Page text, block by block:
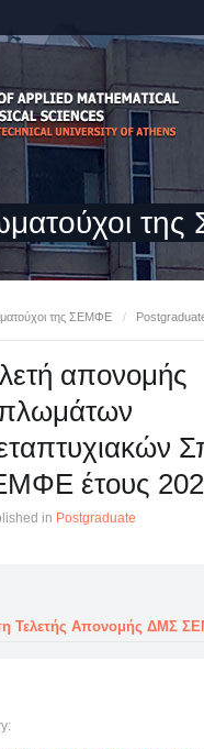
της ΣΕΜΦΕ /
απονομής
έτους
in Postgraduate
Τελετής Απονομής ΔΜΣ